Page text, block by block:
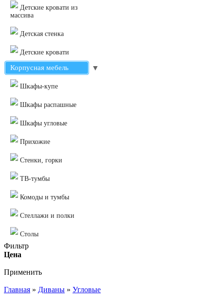
Детские кровати из
массива
Детская стенка
Детские кровати
Корпусная мебель ▼
Шкафы-купе
Шкафы распашные
Шкафы угловые
Прихожие
Стенки, горки
ТВ-тумбы
Комоды и тумбы
Стеллажи и полки
Столы
Фильтр
Цена
Применить
Главная » Диваны » Угловые